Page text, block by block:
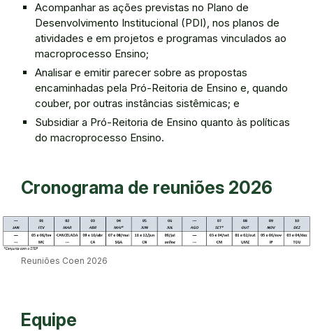
Acompanhar as ações previstas no Plano de
Desenvolvimento Institucional (PDI), nos planos de
atividades e em projetos e programas vinculados ao
macroprocesso Ensino;
Analisar e emitir parecer sobre as propostas
encaminhadas pela Pró-Reitoria de Ensino e, quando
couber, por outras instâncias sistêmicas; e
Subsidiar a Pró-Reitoria de Ensino quanto às políticas
do macroprocesso Ensino.
Cronograma de reuniões 2026
Reuniões Coen 2026
Equipe